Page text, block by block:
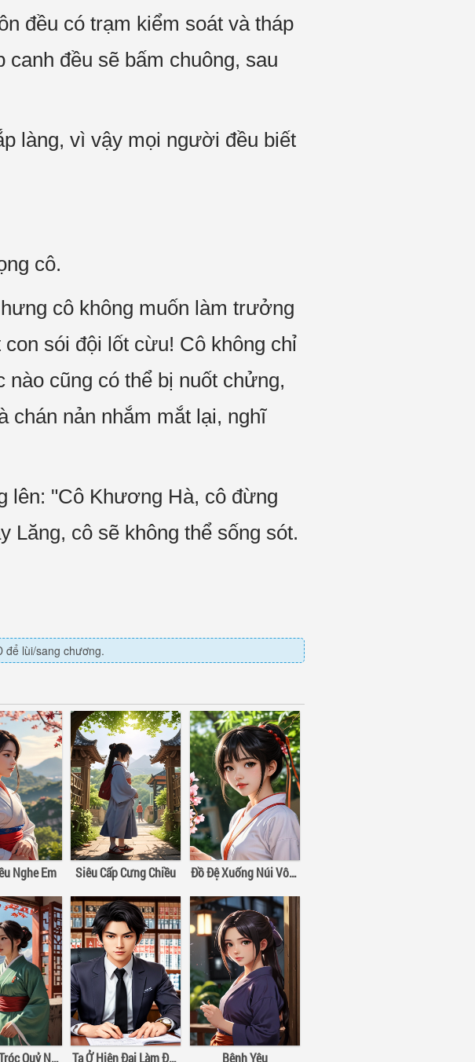
đều có trạm kiểm soát và tháp
đều sẽ bấm chuông, sau
làng, vì vậy mọi người đều biết
cô.
cô không muốn làm trưởng
sói đội lốt cừu! Cô không chỉ
cũng có thể bị nuốt chửng,
nản nhắm mắt lại, nghĩ
lên: "Cô Khương Hà, cô đừng
Lăng, cô sẽ không thể sống sót.
để lùi/sang chương.
Nghe Em Siêu Cấp Cưng Chiều Đồ Đệ Xuống Núi Vô Địch Thiên Hạ
Mao Sơn Tróc Quỷ Nhân Ta Ở Hiện Đại Làm Đại Boss Bệnh Yêu